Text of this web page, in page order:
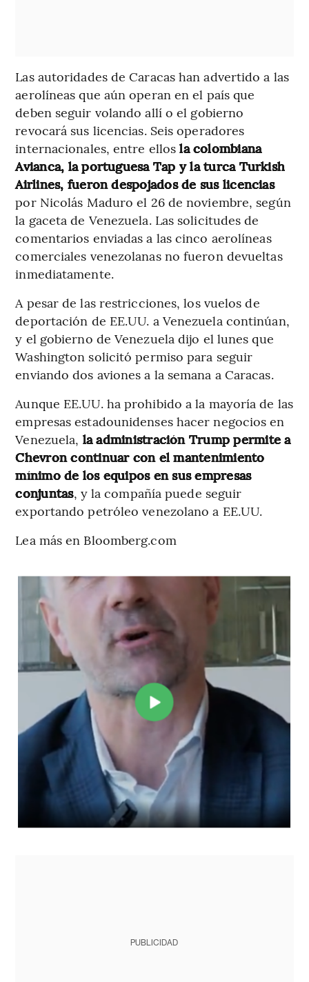
Las autoridades de Caracas han advertido a las
aerolíneas que aún operan en el país que
deben seguir volando allí o el gobierno
revocará sus licencias. Seis operadores
internacionales, entre ellosla colombiana
Avianca, la portuguesa Tap y la turca Turkish
Airlines, fueron despojados de sus licencias
por Nicolás Maduro el 26 de noviembre, según
la gaceta de Venezuela. Las solicitudes de
comentarios enviadas a las cinco aerolíneas
comerciales venezolanas no fueron devueltas
inmediatamente.
A pesar de las restricciones, los vuelos de
deportación de EE.UU. a Venezuela continúan,
y el gobierno de Venezuela dijo el lunes que
Washington solicitó permiso para seguir
enviando dos aviones a la semana a Caracas.
Aunque EE.UU. ha prohibido a la mayoría de las
empresas estadounidenses hacer negocios en
Venezuela, la administración Trump permite a
Chevron continuar con el mantenimiento
mínimo de los equipos en sus empresas
conjuntas, y la compañía puede seguir
exportando petróleo venezolano a EE.UU.
Lea más en Bloomberg.com
PUBLICIDAD